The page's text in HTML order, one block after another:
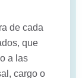
de cada
que
a las
cargo o